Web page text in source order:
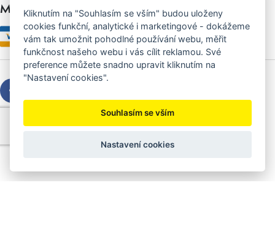
Možnosti platby
Copyright © 2026 Sedláček s.r.o.
Created byOLC Webdesign
Kliknutím na "Souhlasím se vším" budou uloženy
cookies funkční, analytické i marketingové - dokážeme
vám tak umožnit pohodlné používání webu, měřit
funkčnost našeho webu i vás cílit reklamou. Své
preference můžete snadno upravit kliknutím na
"Nastavení cookies".
Souhlasím se vším
Nastavení cookies